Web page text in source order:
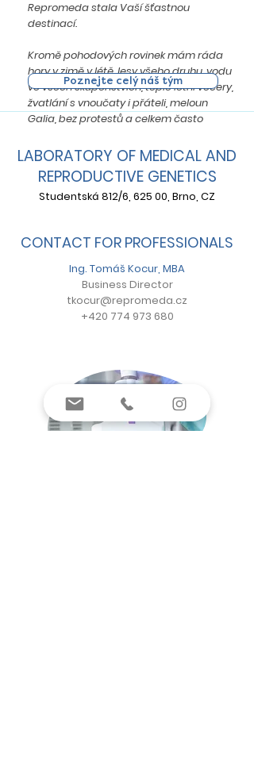
Repromeda stala Vaší šťastnou
destinací.
Kromě pohodových rovinek mám ráda
hory v zimě v létě, lesy všeho druhu, vodu
ve všech skupenstvích, teplé letní večery,
žvatlání s vnoučaty i přáteli, meloun
Galia, bez protestů a celkem často
času jsem schopna strávit v
knihkupectví a zahradnictví…"
Poznejte celý náš tým
LABORATORY OF MEDICAL AND
REPRODUCTIVE GENETICS
Studentská 812/6, 625 00, Brno, CZ
CONTACT FOR PROFESSIONALS
Ing. Tomáš Kocur, MBA
Business Director
tkocur@repromeda.cz
+420 774 973 680